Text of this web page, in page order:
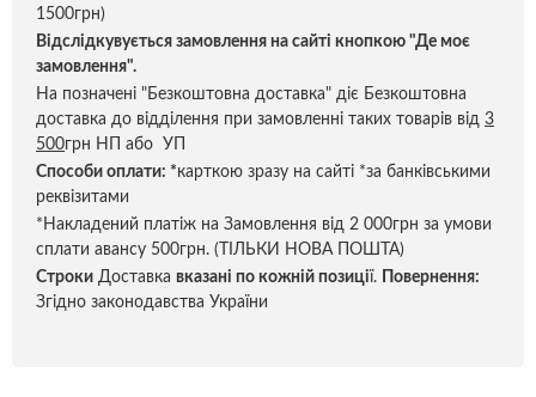
1500грн)
Відслідкувується замовлення на сайті кнопкою "Де моє
замовлення".
На позначені "Безкоштовна доставка" діє Безкоштовна
доставка до відділення при замовленні таких товарів від 3
500грн НП або УП
Способи оплати: *карткою зразу на сайті *за банківськими
реквізитами
*Накладений платіж на Замовлення від 2 000грн за умови
сплати авансу 500грн. (ТІЛЬКИ НОВА ПОШТА)
Строки Доставка вказані по кожній позиції.
Повернення:
Згідно законодавства України